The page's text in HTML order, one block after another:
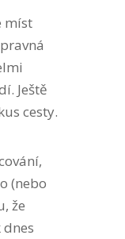
míst
Ještě
cesty.
(nebo
že
dnes